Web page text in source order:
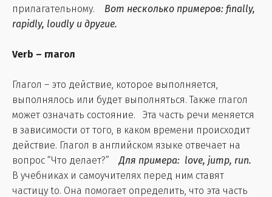
прилагательному. Вот несколько примеров: finally,
rapidly, loudly и другие.
Verb – глагол
Глагол – это действие, которое выполняется,
выполнялось или будет выполняться. Также глагол
может означать состояние. Эта часть речи меняется
в зависимости от того, в каком времени происходит
действие. Глагол в английском языке отвечает на
вопрос “Что делает?”Для примера: love, jump, run.
В учебниках и самоучителях перед ним ставят
частицу to. Она помогает определить, что эта часть